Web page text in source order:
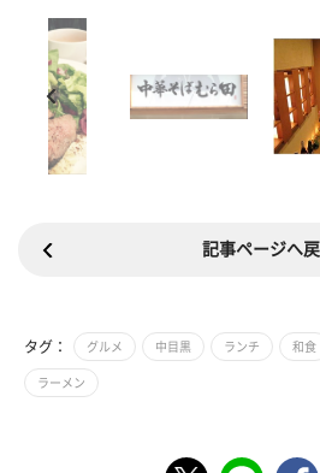
記事ページへ
タグ： グルメ 中目黒 ランチ 和食
ラーメン